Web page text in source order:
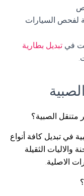
لفحص السيارات
في تبديل بطارية
الصبية؟
في تبديل كافة أنواع
والاليات الثقيلة
الاصلية.